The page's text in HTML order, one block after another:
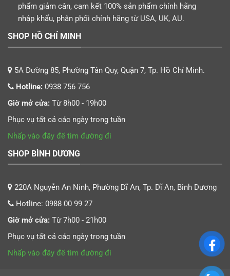
phẩm giảm cân, cam kết 100% sản phẩm chính hãng
nhập khẩu, phân phối chính hãng từ USA, UK, AU.
SHOP HỒ CHÍ MINH
5A Đường 85, Phường Tân Quy, Quận 7, Tp. Hồ Chí Minh.
Hotline: 0938 756 756
Giờ mở cửa: Từ 8h00 - 19h00
Phục vụ tất cả các ngày trong tuần
Nhấp vào đây để tìm đường đi
SHOP BÌNH DƯƠNG
220A Nguyễn An Ninh, Phường Dĩ An, Tp. Dĩ An, Bình Dương
Hotline: 0988 00 99 27
Giờ mở cửa: Từ 7h00 - 21h00
Phục vụ tất cả các ngày trong tuần
Nhấp vào đây để tìm đường đi